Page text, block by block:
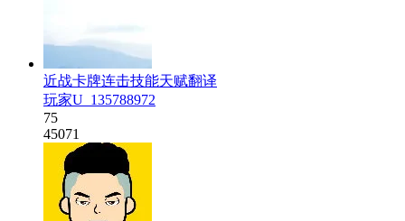
近战卡牌连击技能天赋翻译
玩家U_135788972
75
45071